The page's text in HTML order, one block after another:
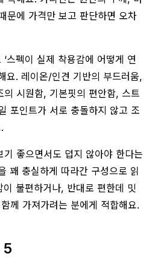
문에 가격만 보고 판단하면 오차
스펙이 실제 착용감에 어떻게 연
요. 레이온/인견 기반의 부드러움,
시원함, 기본핏의 편안함, 스트
포인트가 서로 충돌하지 않고 조
좋으면서도 덥지 않아야 한다는
꽤 충실하게 따라간 구성으로 읽
불편하거나, 반대로 편한데 밋
께 가져가려는 분에게 적합해요.
5